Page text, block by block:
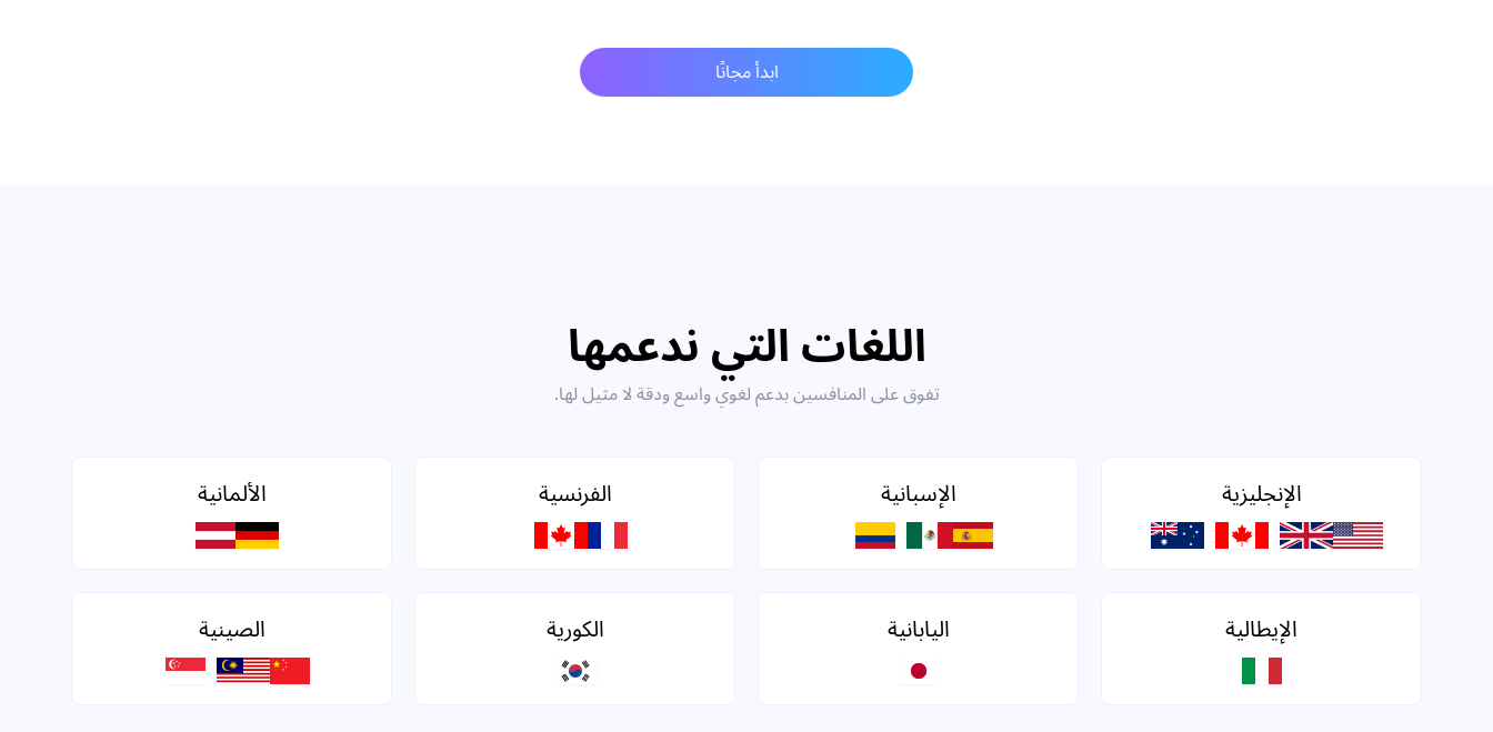
ابدأ مجانًا
اللغات التي ندعمها
تفوق على المنافسين بدعم لغوي واسع ودقة لا مثيل لها.
الإنجليزية الإسبانية الفرنسية الألمانية
الإيطالية اليابانية الكورية الصينية